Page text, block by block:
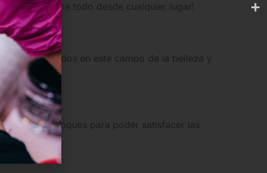
ritmo y sobre todo desde cualquier lugar!
en este campo de la belleza y
enfoques para poder satisfacer las